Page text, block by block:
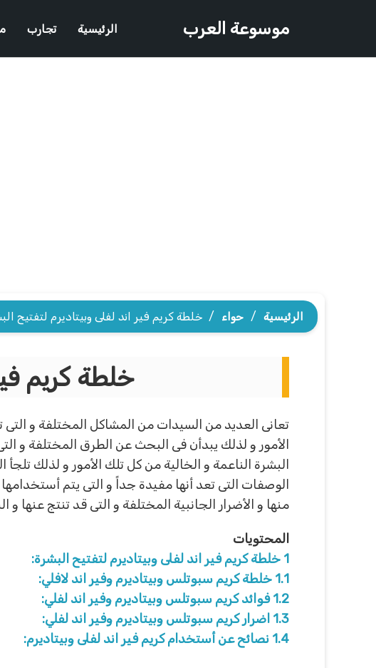
موسوعة العرب الرئيسية تجارب
الرئيسية / حواء / خلطة كريم فير اند لفلى وبيتاديرم لتفتيح
خلطة كريم
تعانى العديد من السيدات من المشاكل المختلفة و
الأمور و لذلك يبدأن فى البحث عن الطرق المختلفة و
البشرة الناعمة و الخالية من كل تلك الأمور و لذلك
الوصفات التى تعد أنها مفيدة جداً و التى يتم
منها و الأضرار الجانبية المختلفة و التى قد تنتج
المحتويات
1 خلطة كريم فير اند لفلى وبيتاديرم لتفتيح البشرة:
1.1 خلطة كريم سبوتلس وبيتاديرم وفير اند لافلي:
1.2 فوائد كريم سبوتلس وبيتاديرم وفير اند لفلي:
1.3 اضرار كريم سبوتلس وبيتاديرم وفير اند لفلي:
1.4 نصائح عن أستخدام كريم فير اند لفلى وبيتاديرم: